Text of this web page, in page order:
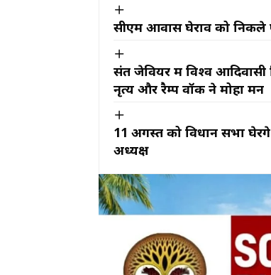
सीएम आवास घेराव को निकले
संत जेवियर में विश्व आदिवासी
नृत्य और रैम्प वॉक ने मोहा मन
11 अगस्त को विधान सभा
अध्यक्ष